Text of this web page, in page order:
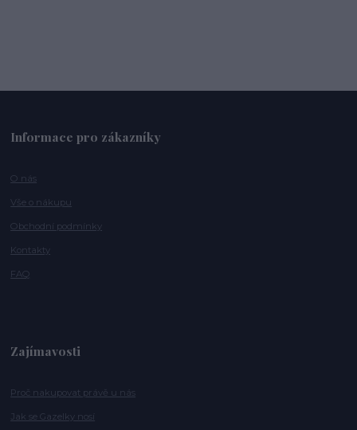
Informace pro zákazníky
O nás
Vše o nákupu
Obchodní podmínky
Kontakty
FAQ
Zajímavosti
Proč nakupovat právě u nás
Jak se Gazelky nosí